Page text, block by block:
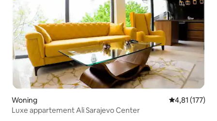
Woning Gemiddelde
4,81 (177)
Luxe appartement Ali Sarajevo Center